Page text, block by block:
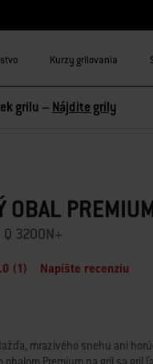
Kurzy grilovania
grilu – Nájdite grily
OBAL
3200N+
(1) Napíšte recenziu
mrazivého snehu ani